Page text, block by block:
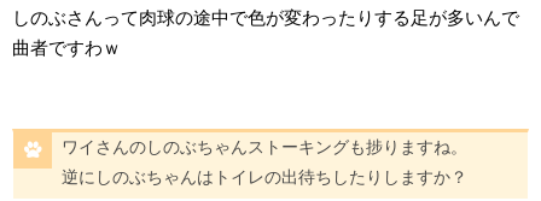
しのぶさんって肉球の途中で色が変わったりする足が多いんで
曲者ですわｗ
ワイさんのしのぶちゃんストーキングも捗りますね。
逆にしのぶちゃんはトイレの出待ちしたりしますか？